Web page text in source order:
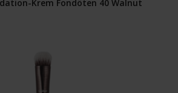
Krem Fondöten 40 Walnut